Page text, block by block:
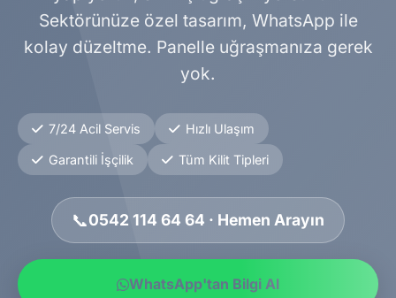
Sektörünüze özel tasarım, WhatsApp ile
kolay düzeltme. Panelle uğraşmanıza gerek
yok.
7/24 Acil Servis Hızlı Ulaşım
Garantili İşçilik Tüm Kilit Tipleri
📞0542 114 64 64 · Hemen Arayın
WhatsApp'tan Bilgi Al